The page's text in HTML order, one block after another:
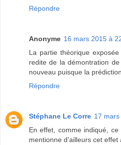
Répondre
Anonyme 16 mars 2015 à
La partie théorique
redite de la démontration
nouveau puisque la
Répondre
Stéphane Le Corre 17
En effet, comme indiqué,
mentionne d'ailleurs cet effet